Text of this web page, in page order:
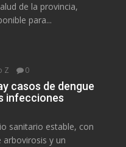
de la provincia,
para...
Z 0
casos de dengue
infecciones
sanitario estable, con
arbovirosis y un